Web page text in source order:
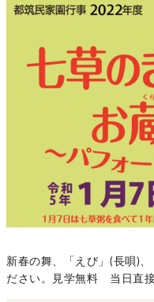
新春の舞、「えび」(長唄)
ださい。見学無料 当日直接